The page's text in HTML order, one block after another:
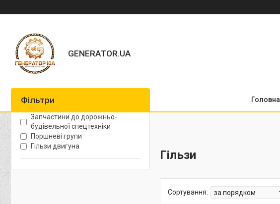
GENERATOR.UA
Головна
Гільзи
Фільтри
Запчастини до дорожньо-
будівельної спецтехніки
Поршневі групи
Гільзи двигуна